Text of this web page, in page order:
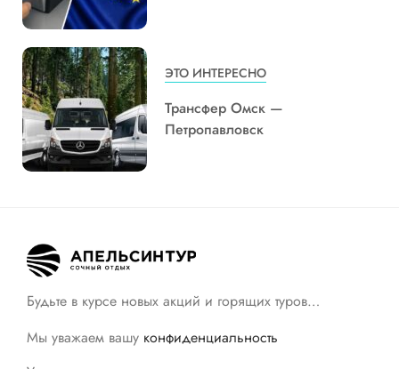
ЭТО ИНТЕРЕСНО
Трансфер Омск —
Петропавловск
Будьте в курсе новых акций и горящих туров…
Мы уважаем вашу конфиденциальность